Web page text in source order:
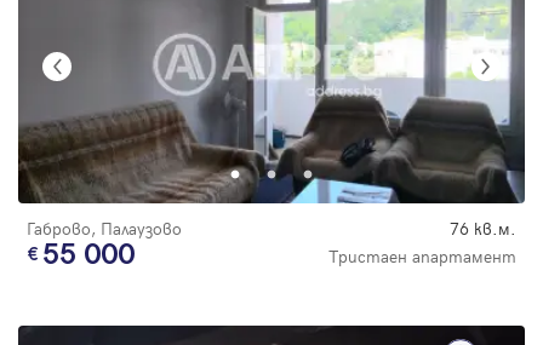
Габрово, Палаузово 76 кв.м.
55 000 Тристаен апартамент